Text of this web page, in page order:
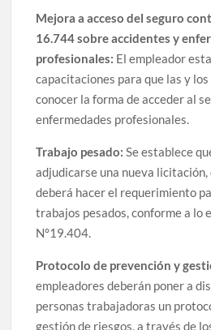
Mejora a acceso del seguro
16.744 sobre accidentes y
profesionales: El empleador
capacitaciones para que las y
conocer la forma de acceder al
enfermedades profesionales.
Trabajo pesado: Se establece
adjudicarse una nueva
deberá hacer el requerimiento
trabajos pesados, conforme a lo
N°19.404.
Protocolo de prevención y
empleadores deberán poner a
personas trabajadoras un
gestión de riesgos, a través de